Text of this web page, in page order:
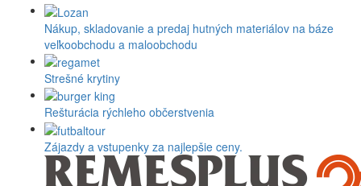
Nákup, skladovanie a predaj hutných materiálov na báze
veľkoobchodu a maloobchodu
Strešné krytiny
Rešturácia rýchleho občerstvenia
Zájazdy a vstupenky za najlepšie ceny.